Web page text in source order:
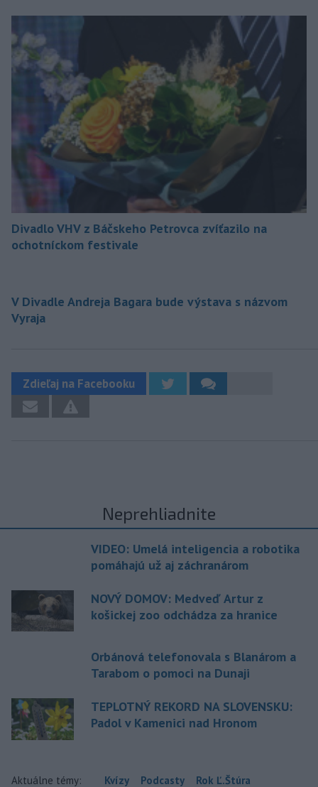
Divadlo VHV z Báčskeho Petrovca zvíťazilo na
ochotníckom festivale
V Divadle Andreja Bagara bude výstava s názvom
Vyraja
Zdieľaj na Facebooku
Neprehliadnite
VIDEO: Umelá inteligencia a robotika
pomáhajú už aj záchranárom
NOVÝ DOMOV: Medveď Artur z
košickej zoo odchádza za hranice
Orbánová telefonovala s Blanárom a
Tarabom o pomoci na Dunaji
TEPLOTNÝ REKORD NA SLOVENSKU:
Padol v Kamenici nad Hronom
Aktuálne témy: Kvízy Podcasty Rok Ľ.Štúra